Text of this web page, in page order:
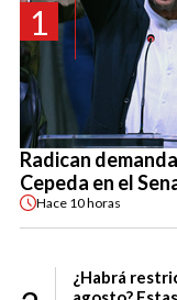
1
Radican
Cepeda en el
Hace 10 horas
¿Habrá